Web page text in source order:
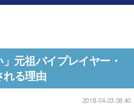
元祖バイプレイヤー・
る理由
2018-04-03 08:40